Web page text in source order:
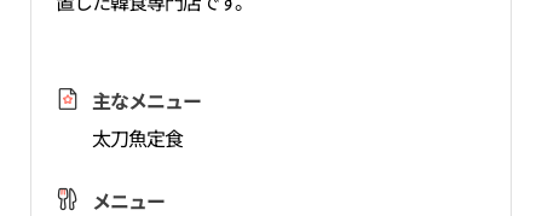
主なメニュー
太刀魚定食
メニュー